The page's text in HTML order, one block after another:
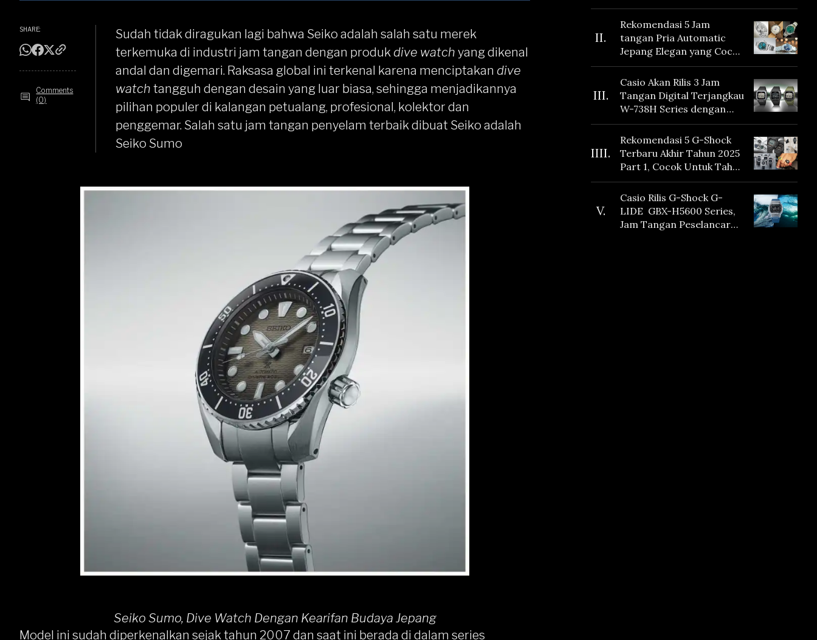
SHARE:
Comments
(0)
Sudah tidak diragukan lagi bahwa Seiko adalah salah satu merek
terkemuka di industri jam tangan dengan produk dive watch yang dikenal
andal dan digemari. Raksasa global ini terkenal karena menciptakan dive
watch tangguh dengan desain yang luar biasa, sehingga menjadikannya
pilihan populer di kalangan petualang, profesional, kolektor dan
penggemar. Salah satu jam tangan penyelam terbaik dibuat Seiko adalah
Seiko Sumo
Seiko Sumo, Dive Watch Dengan Kearifan Budaya Jepang
Model ini sudah diperkenalkan sejak tahun 2007 dan saat ini berada di dalam series
II.
Rekomendasi 5 Jam
tangan Pria Automatic
Jepang Elegan yang Cocok
Dikoleksi di 2026
III.
Casio Akan Rilis 3 Jam
Tangan Digital Terjangkau
W-738H Series dengan
Masa Baterai 10 Tahun
dan Fitur Vibration
IIII.
Rekomendasi 5 G-Shock
Terbaru Akhir Tahun 2025
Part 1, Cocok Untuk Tahun
Baru!
V.
Casio Rilis G-Shock G-
LIDE GBX-H5600 Series,
Jam Tangan Peselancar